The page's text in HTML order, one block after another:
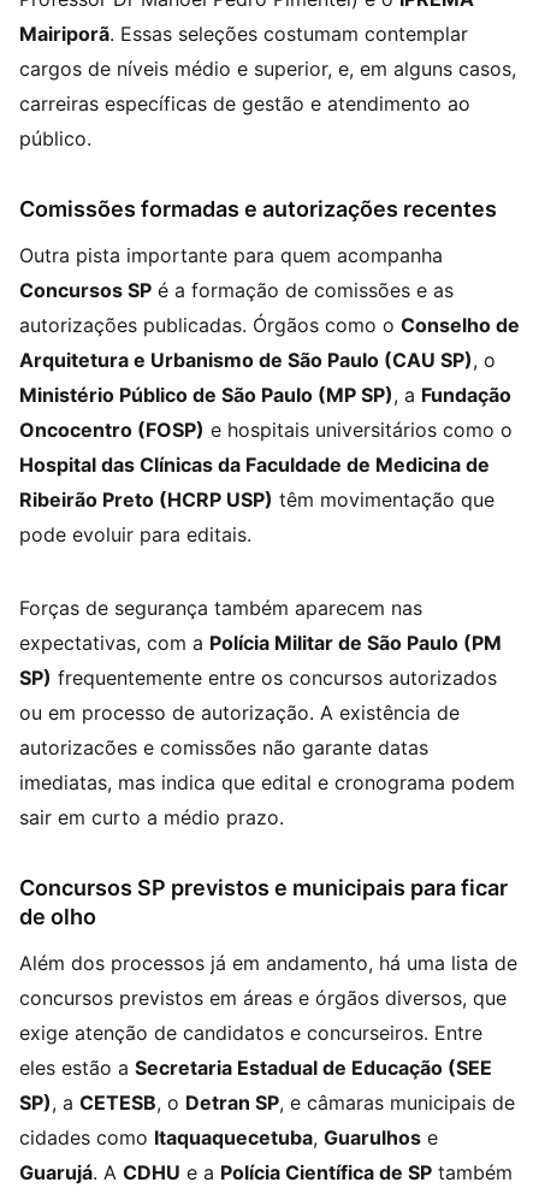
Mairiporã. Essas seleções costumam contemplar
cargos de níveis médio e superior, e, em alguns casos,
carreiras específicas de gestão e atendimento ao
público.
Comissões formadas e autorizações recentes
Outra pista importante para quem acompanha
Concursos SP é a formação de comissões e as
autorizações publicadas. Órgãos como o Conselho de
Arquitetura e Urbanismo de São Paulo (CAU SP), o
Ministério Público de São Paulo (MP SP), a Fundação
Oncocentro (FOSP) e hospitais universitários como o
Hospital das Clínicas da Faculdade de Medicina de
Ribeirão Preto (HCRP USP) têm movimentação que
pode evoluir para editais.
Forças de segurança também aparecem nas
expectativas, com a Polícia Militar de São Paulo (PM
SP) frequentemente entre os concursos autorizados
ou em processo de autorização. A existência de
autorizacões e comissões não garante datas
imediatas, mas indica que edital e cronograma podem
sair em curto a médio prazo.
Concursos SP previstos e municipais para ficar
de olho
Além dos processos já em andamento, há uma lista de
concursos previstos em áreas e órgãos diversos, que
exige atenção de candidatos e concurseiros. Entre
eles estão a Secretaria Estadual de Educação (SEE
SP), a CETESB, o Detran SP, e câmaras municipais de
cidades como Itaquaquecetuba, Guarulhos e
Guarujá. A CDHU e a Polícia Científica de SP também